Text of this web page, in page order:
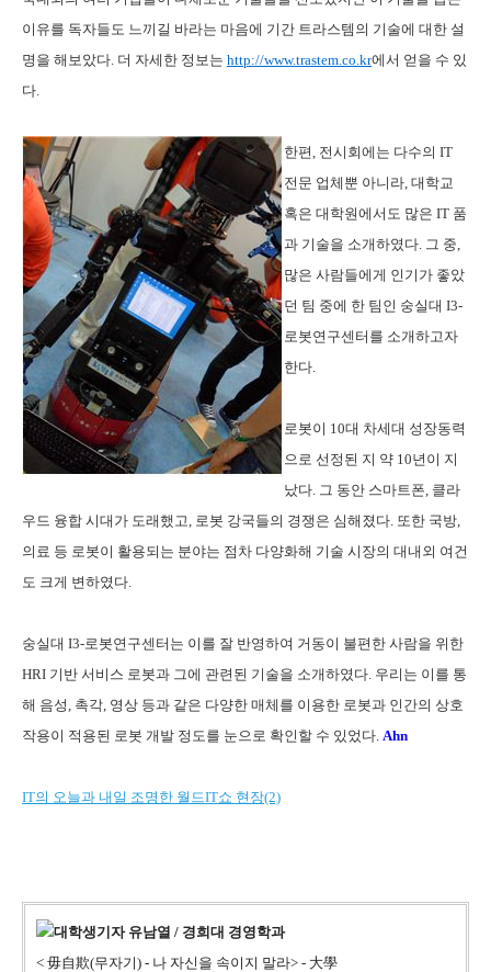
이유를 독자들도 느끼길 바라는 마음에 기간 트라스템의 기술에 대한 설
명을 해보았다 더 자세한 정보는 http://www.trastem.co.kr에서 얻을 수 있
다
한편, 전시회에는 다수의 IT
전문 업체뿐 아니라 대학교
혹은 대학원에서도 많은 IT 품
과 기술을 소개하였다 그 중
많은 사람들에게 인기가 좋았
던 팀 중에 한 팀인 숭실대 I3-
로봇연구센터를 소개하고자
한다
로봇이 10대 차세대 성장동력
으로 선정된 지 약 10년이 지
났다. 그 동안 스마트폰 클라
우드 융합 시대가 도래했고
로봇 강국들의 경쟁은 심해졌다. 또한 국방
의료 등 로봇이 활용되는 분야는 점차 다양화해 기술 시장의 대내외 여건
도 크게 변하였다
숭실대 I3-로봇연구센터는 이를 잘 반영하여 거동이 불편한 사람을 위한
HRI 기반 서비스 로봇과 그에 관련된 기술을 소개하였다 우리는 이를 통
해 음성 촉각 영상 등과 같은 다양한 매체를 이용한 로봇과 인간의 상호
작용이 적용된 로봇 개발 정도를 눈으로 확인할 수 있었다 Ahn
IT의 오늘과 내일 조명한 월드IT쇼 현장(2)
대학생기자 유남열 / 경희대 경영학과
< 毋自欺(무자기) - 나 자신을 속이지 말라> - 大學